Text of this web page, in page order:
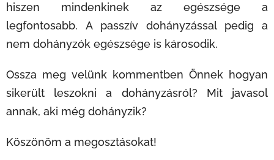
hiszen mindenkinek az egészsége a
legfontosabb. A passzív dohányzással pedig a
nem dohányzók egészsége is károsodik.
Ossza meg velünk kommentben Önnek hogyan
sikerült leszokni a dohányzásról? Mit javasol
annak, aki még dohányzik?
Köszönöm a megosztásokat!